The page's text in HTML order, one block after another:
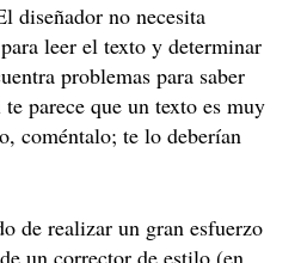
diseñador no necesita
leer el texto y determinar
problemas para saber
parece que un texto es muy
coméntalo; te lo deberían
de realizar un gran esfuerzo
un corrector de estilo (en